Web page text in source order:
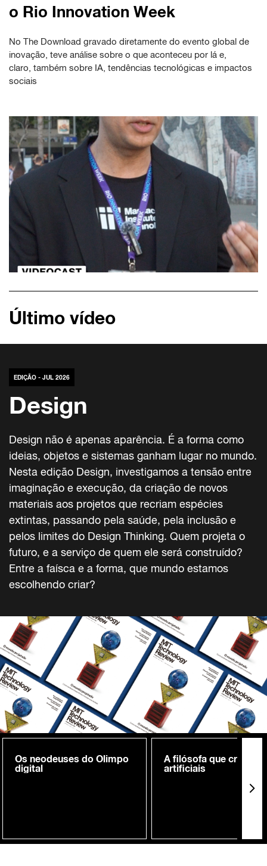
o Rio Innovation Week
No The Download gravado diretamente do evento global de
inovação, teve análise sobre o que aconteceu por lá e,
claro, também sobre IA, tendências tecnológicas e impactos
sociais
Último vídeo
EDIÇÃO - JUL 2026
Design
Design não é apenas aparência. É a forma como
ideias, objetos e sistemas ganham lugar no mundo.
Nesta edição Design, investigamos a tensão entre
imaginação e execução, da criação de novos
materiais aos projetos que recriam espécies
extintas, passando pela saúde, pela inclusão e
pelos limites do Design Thinking. Quem projeta o
futuro, e a serviço de quem ele será construído?
Entre a faísca e a forma, que mundo estamos
escolhendo criar?
Os neodeuses do Olimpo
digital
A filósofa que cria
artificiais